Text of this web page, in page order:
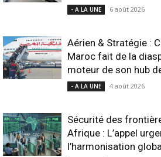
- A LA UNE 6 août 2026
Aérien & Stratégie :
Maroc fait de la
moteur de son hub
- A LA UNE 4 août 2026
Sécurité des
Afrique : L’appel
l’harmonisation